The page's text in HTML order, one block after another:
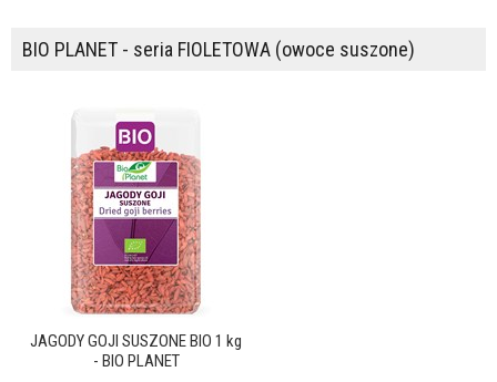
BIO PLANET - seria FIOLETOWA (owoce suszone)
JAGODY GOJI SUSZONE BIO 1 kg
- BIO PLANET